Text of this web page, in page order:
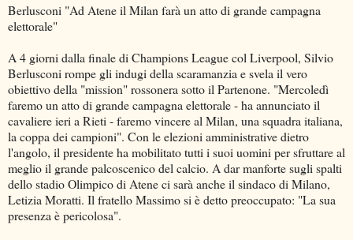
Berlusconi "Ad Atene il Milan farà un atto di grande campagna
elettorale"
A 4 giorni dalla finale di Champions League col Liverpool, Silvio
Berlusconi rompe gli indugi della scaramanzia e svela il vero
obiettivo della "mission" rossonera sotto il Partenone. "Mercoledì
faremo un atto di grande campagna elettorale - ha annunciato il
cavaliere ieri a Rieti - faremo vincere al Milan, una squadra italiana,
la coppa dei campioni". Con le elezioni amministrative dietro
l'angolo, il presidente ha mobilitato tutti i suoi uomini per sfruttare al
meglio il grande palcoscenico del calcio. A dar manforte sugli spalti
dello stadio Olimpico di Atene ci sarà anche il sindaco di Milano,
Letizia Moratti. Il fratello Massimo si è detto preoccupato: "La sua
presenza è pericolosa".